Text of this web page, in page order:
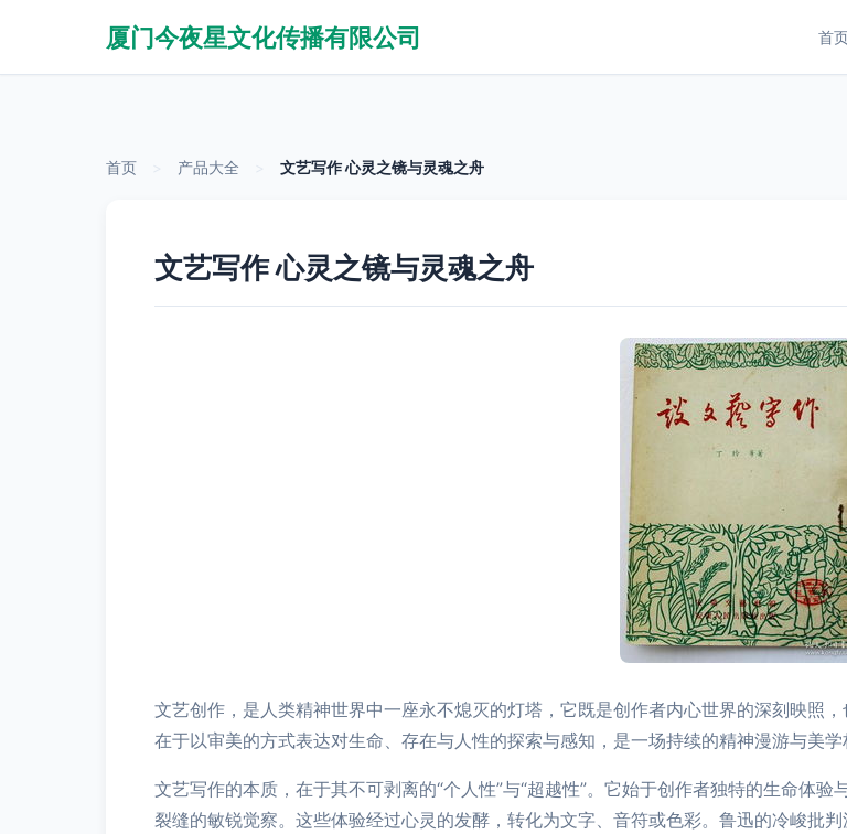
厦门今夜星文化传播有限公司 首
首页 产品大全 文艺写作 心灵之镜与灵魂之舟
文艺写作 心灵之镜与灵魂之舟
文艺创作，是人类精神世界中一座永不熄灭的灯塔，它既是创作者内心世界的深刻映照
在于以审美的方式表达对生命、存在与人性的探索与感知，是一场持续的精神漫游与美学
文艺写作的本质，在于其不可剥离的“个人性”与“超越性”。它始于创作者独特的生命体
裂缝的敏锐觉察。这些体验经过心灵的发酵，转化为文字、音符或色彩。鲁迅的冷峻批